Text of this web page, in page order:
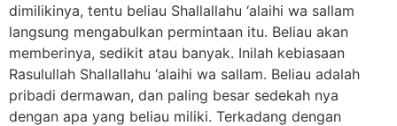
dimilikinya, tentu beliau Shallallahu ‘alaihi wa sallam
langsung mengabulkan permintaan itu. Beliau akan
memberinya, sedikit atau banyak. Inilah kebiasaan
Rasulullah Shallallahu ‘alaihi wa sallam. Beliau adalah
pribadi dermawan, dan paling besar sedekah nya
dengan apa yang beliau miliki. Terkadang dengan